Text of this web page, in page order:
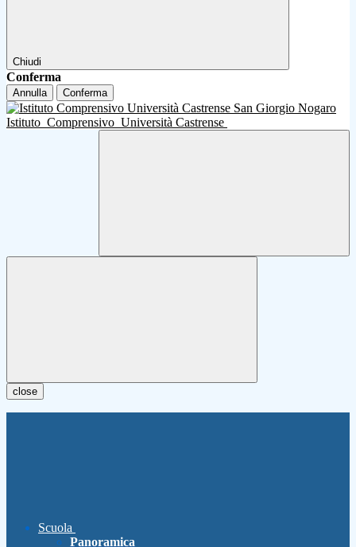
Chiudi
Conferma
Annulla Conferma
Istituto Comprensivo Università Castrense
close
Scuola
Panoramica